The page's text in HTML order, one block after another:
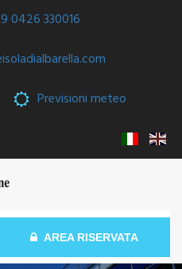
0426 330016
Previsioni meteo
AREA RISERVATA